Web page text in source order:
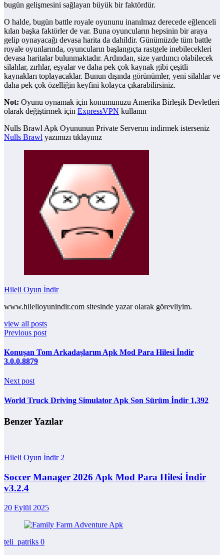
bugün gelişmesini sağlayan büyük bir faktördür.
O halde, bugün battle royale oyununu inanılmaz derecede eğlenceli
kılan başka faktörler de var. Buna oyuncuların hepsinin bir araya
gelip oynayacağı devasa harita da dahildir. Günümüzde tüm battle
royale oyunlarında, oyuncuların başlangıçta rastgele inebilecekleri
devasa haritalar bulunmaktadır. Ardından, size yardımcı olabilecek
silahlar, zırhlar, eşyalar ve daha pek çok kaynak gibi çeşitli
kaynakları toplayacaklar. Bunun dışında görünümler, yeni silahlar ve
daha pek çok özelliğin keyfini kolayca çıkarabilirsiniz.
Not: Oyunu oynamak için konumunuzu Amerika Birleşik Devletleri
olarak değiştirmek için ExpressVPN kullanın
Nulls Brawl Apk Oyununun Private Serverını indirmek isterseniz
Nulls Brawl yazımızı tıklayınız
Hileli Oyun İndir
www.hilelioyunindir.com sitesinde yazar olarak görevliyim.
view all posts
Previous post
Konuşan Tom Arkadaşlarım Apk Mod Para Hilesi İndir
3.0.0.8879
Next post
World Truck Driving Simulator Apk Son Sürüm İndir 1,392
Benzer Yazılar
Hileli Oyun İndir 2
Soccer Manager 2026 Apk Mod Para Hilesi İndir
v3.2.4
20 Eylül 2025
teli_patriks 0